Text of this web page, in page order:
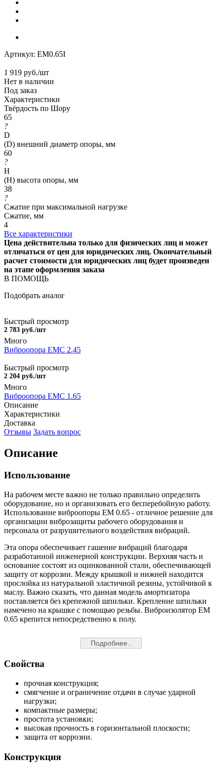
Артикул: EM0.65I
1 919 руб./шт
Нет в наличии
Под заказ
Характеристики
Твёрдость по Шору
65
?
D
(D) внешний диаметр опоры, мм
60
?
H
(H) высота опоры, мм
38
?
Сжатие при максимальной нагрузке
Сжатие, мм
4
Все характеристики
Цена действительна только для физических лиц и может
отличаться от цен для юридических лиц. Окончательный
расчет стоимости для юридических лиц будет произведен
на этапе оформления заказа
В ПОМОЩЬ
Подобрать аналог
Быстрый просмотр
2 783 руб./шт
Много
Виброопора EMC 2.45
Быстрый просмотр
2 204 руб./шт
Много
Виброопора EMC 1.65
Описание
Характеристики
Доставка
Отзывы Задать вопрос
Описание
Использование
На рабочем месте важно не только правильно определить
оборудование, но и организовать его бесперебойную работу.
Использование виброопоры EM 0.65 - отличное решение для
организации виброзащиты рабочего оборудования и
персонала от разрушительного воздействия вибраций.
Эта опора обеспечивает гашение вибраций благодаря
разработанной инженерной конструкции. Верхняя часть и
основание состоят из оцинкованной стали, обеспечивающей
защиту от коррозии. Между крышкой и нижней находится
прослойка из натуральной эластичной резины, устойчивой к
маслу. Важно сказать, что данная модель амортизатора
поставляется без крепежной шпильки. Крепление шпильки
намечено на крышке с помощью резьбы. Виброизолятор EM
0.65 крепится непосредственно к полу.
Подробнее..
Свойства
прочная конструкция;
смягчение и ограничение отдачи в случае ударной
нагрузки;
компактные размеры;
простота установки;
высокая прочность в горизонтальной плоскости;
защита от коррозии.
Конструкция